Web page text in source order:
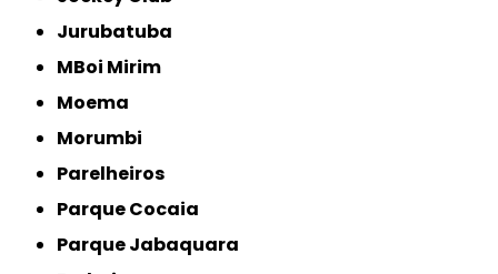
Jurubatuba
MBoi Mirim
Moema
Morumbi
Parelheiros
Parque Cocaia
Parque Jabaquara